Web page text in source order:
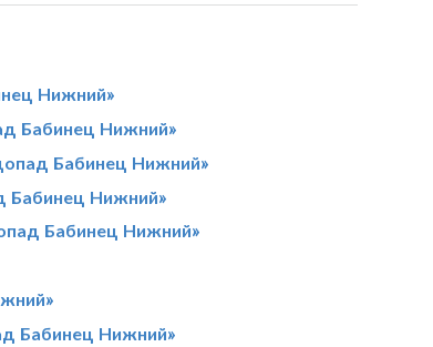
Нижний»
Бабинец Нижний»
Бабинец Нижний»
Бабинец Нижний»
Бабинец Нижний»
Бабинец Нижний»